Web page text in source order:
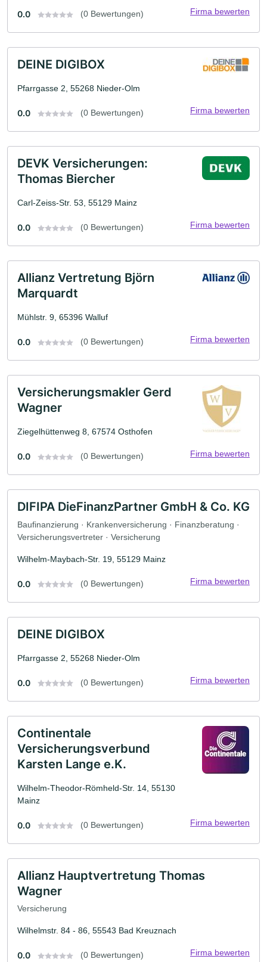
0.0 (0 Bewertungen) Firma bewerten
DEINE DIGIBOX
Pfarrgasse 2, 55268 Nieder-Olm
0.0 (0 Bewertungen) Firma bewerten
DEVK Versicherungen:
Thomas Biercher
Carl-Zeiss-Str. 53, 55129 Mainz
0.0 (0 Bewertungen) Firma bewerten
Allianz Vertretung Björn
Marquardt
Mühlstr. 9, 65396 Walluf
0.0 (0 Bewertungen) Firma bewerten
Versicherungsmakler Gerd
Wagner
Ziegelhüttenweg 8, 67574 Osthofen
0.0 (0 Bewertungen) Firma bewerten
DIFIPA DieFinanzPartner GmbH & Co. KG
Baufinanzierung · Krankenversicherung · Finanzberatung ·
Versicherungsvertreter · Versicherung
Wilhelm-Maybach-Str. 19, 55129 Mainz
0.0 (0 Bewertungen) Firma bewerten
DEINE DIGIBOX
Pfarrgasse 2, 55268 Nieder-Olm
0.0 (0 Bewertungen) Firma bewerten
Continentale
Versicherungsverbund
Karsten Lange e.K.
Wilhelm-Theodor-Römheld-Str. 14, 55130
Mainz
0.0 (0 Bewertungen) Firma bewerten
Allianz Hauptvertretung Thomas
Wagner
Versicherung
Wilhelmstr. 84 - 86, 55543 Bad Kreuznach
0.0 (0 Bewertungen) Firma bewerten